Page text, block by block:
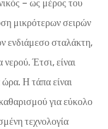
– ως μέρος του
μικρότερων σειρών
ενδιάμεσο σταλάκτη,
Έτσι, είναι
Η τάπα είναι
για εύκολο
τεχνολογία